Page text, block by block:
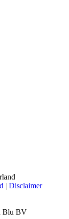
| Disclaimer
Blu BV